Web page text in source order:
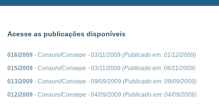
Acesse as publicações disponíveis
016/2009 - Consuni/Consepe - 03/11/2009 (Publicado em: 01/12/2009)
015/2009 - Consuni/Consepe - 03/11/2009 (Publicado em: 06/11/2009)
013/2009 - Consuni/Consepe - 09/09/2009 (Publicado em: 09/09/2009)
012/2009 - Consuni/Consepe - 04/09/2009 (Publicado em: 04/09/2009)